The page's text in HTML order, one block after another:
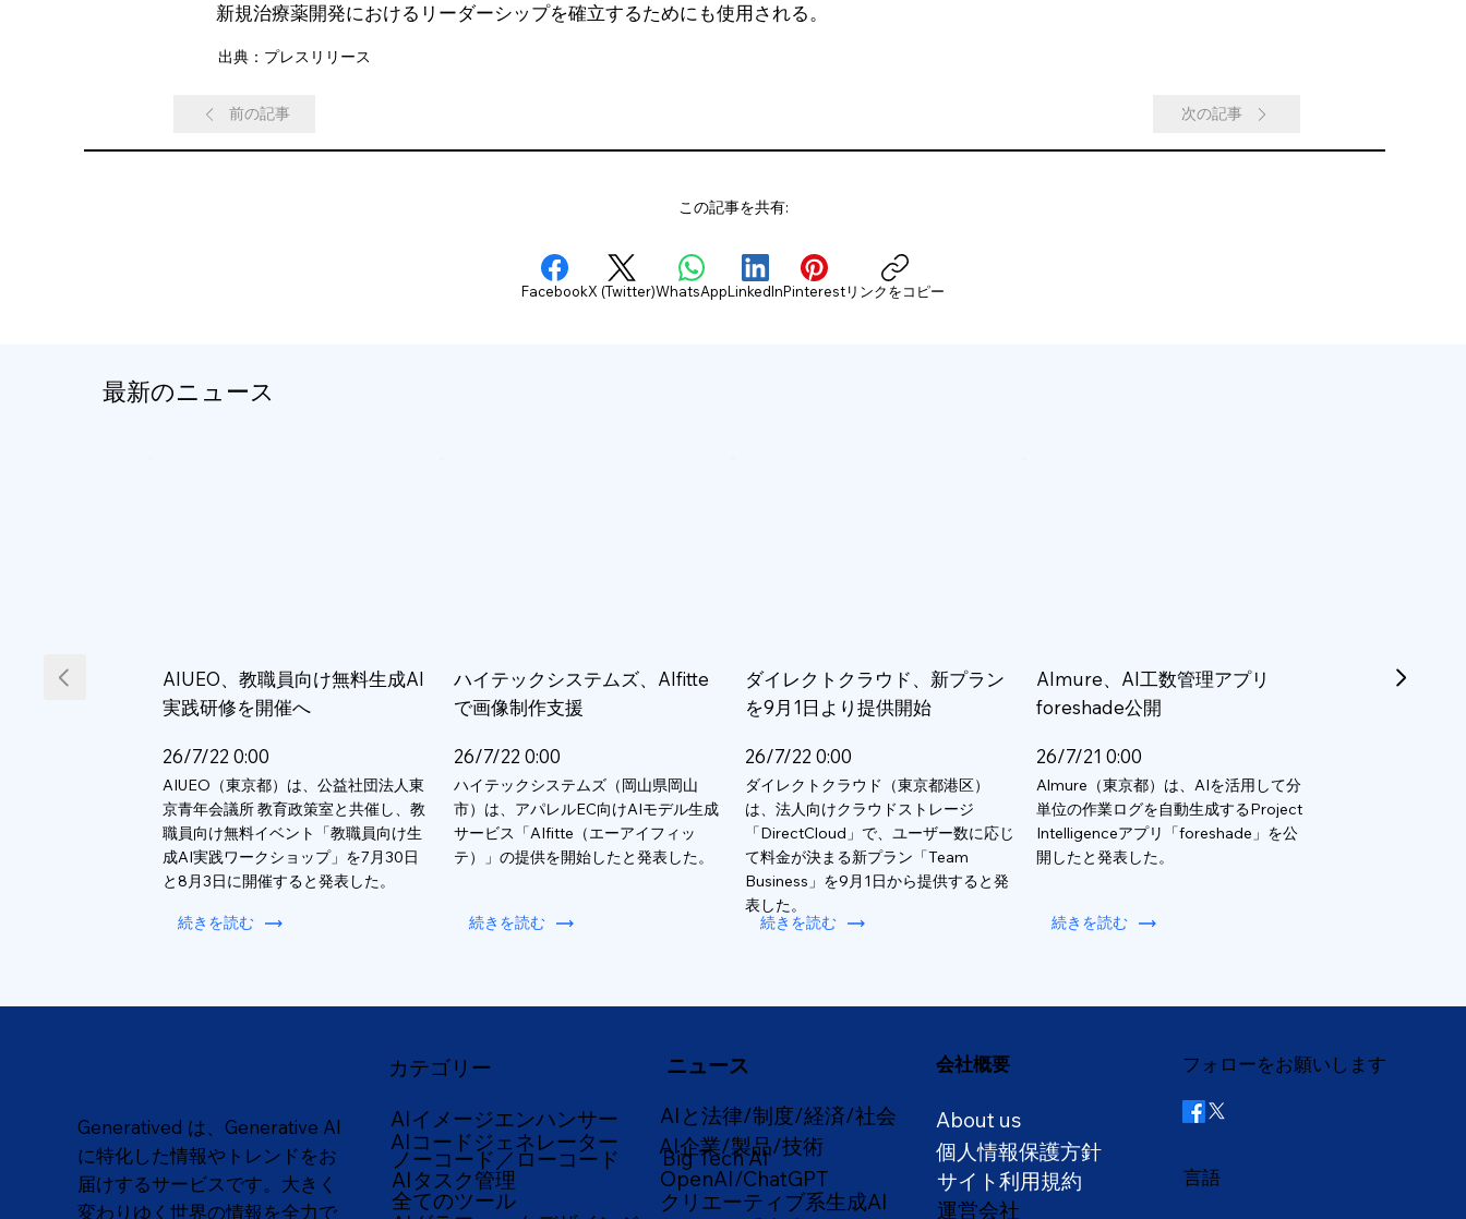
新規治療薬開発におけるリーダーシップを確立するためにも使用される。
出典：プレスリリース
前の記事 次の記事
この記事を共有:
FacebookX (Twitter)WhatsAppLinkedInPinterestリンクをコピー
最新のニュース
AIUEO、教職員向け無料生成AI
実践研修を開催へ
26/7/22 0:00
AIUEO（東京都）は、公益社団法人東
京青年会議所 教育政策室と共催し、教
職員向け無料イベント「教職員向け生
成AI実践ワークショップ」を7月30日
と8月3日に開催すると発表した。
続きを読む
ハイテックシステムズ、AIfitte
で画像制作支援
26/7/22 0:00
ハイテックシステムズ（岡山県岡山
市）は、アパレルEC向けAIモデル生成
サービス「AIfitte（エーアイフィッ
テ）」の提供を開始したと発表した。
続きを読む
ダイレクトクラウド、新プラン
を9月1日より提供開始
26/7/22 0:00
ダイレクトクラウド（東京都港区）
は、法人向けクラウドストレージ
「DirectCloud」で、ユーザー数に応じ
て料金が決まる新プラン「Team
Business」を9月1日から提供すると発
表した。
続きを読む
Almure、AI工数管理アプリ
foreshade公開
26/7/21 0:00
Almure（東京都）は、AIを活用して分
単位の作業ログを自動生成するProject
Intelligenceアプリ「foreshade」を公
開したと発表した。
続きを読む
カテゴリー
AIイメージエンハンサー
AIコードジェネレーター
AIタスク管理
ノーコード／ローコード
全てのツール
ニュース
AIと法律/制度/経済/社会
AI企業/製品/技術
Big Tech AI
OpenAI/ChatGPT
クリエーティブ系生成AI
会社概要
About us
個人情報保護方針
サイト利用規約
運営会社
フォローをお願いします
言語
Generatived は、Generative AI
に特化した情報やトレンドをお
届けするサービスです。大きく
変わりゆく世界の情報を全力で